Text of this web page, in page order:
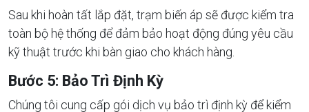
Sau khi hoàn tất lắp đặt, trạm biến áp sẽ được kiểm tra
toàn bộ hệ thống để đảm bảo hoạt động đúng yêu cầu
kỹ thuật trước khi bàn giao cho khách hàng.
Bước 5: Bảo Trì Định Kỳ
Chúng tôi cung cấp gói dịch vụ bảo trì định kỳ để kiểm